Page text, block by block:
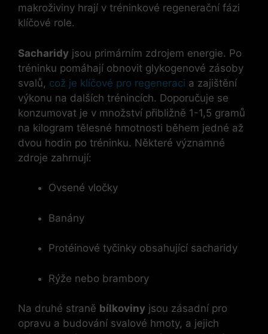
makroživiny hrají v tréninkové regenerační fázi
klíčové role.
Sacharidy jsou primárním zdrojem energie. Po
tréninku pomáhají obnovit glykogenové zásoby
svalů, což je klíčové pro regeneraci a zajištění
výkonu na dalších trénincích. Doporučuje se
konzumovat je v množství přibližně 1-1,5 gramů
na kilogram tělesné hmotnosti během jedné až
dvou hodin po tréninku. Některé významné
zdroje zahrnují:
Ovsené vločky
Banány
Protéinové tyčinky obsahující sacharidy
Rýže nebo brambory
Na druhé straně bílkoviny jsou zásadní pro
opravu a budování svalové hmoty, a jejich